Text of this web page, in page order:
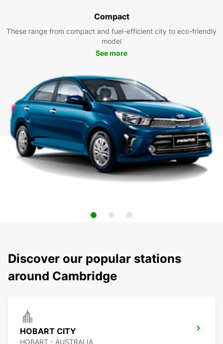
Compact
These range from compact and fuel-efficient city to eco-friendly
model
See more
Discover our popular stations
around Cambridge
HOBART CITY
HOBART - AUSTRALIA